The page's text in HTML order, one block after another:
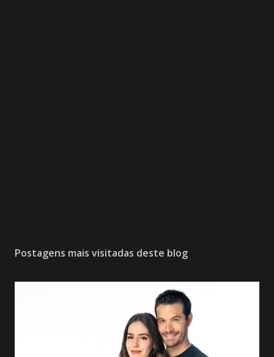
Postagens mais visitadas deste blog